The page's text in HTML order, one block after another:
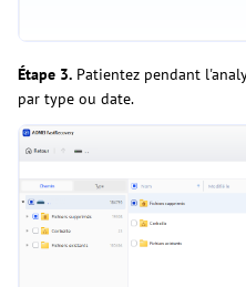
Étape 3. Patientez pendant
par type ou date.